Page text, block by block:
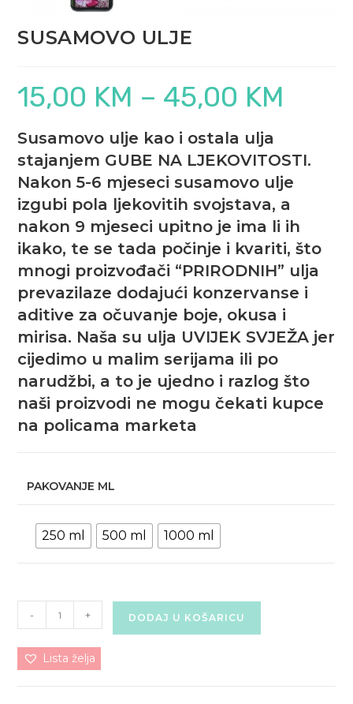
SUSAMOVO ULJE
15,00 KM – 45,00 KM
Susamovo ulje kao i ostala ulja
stajanjem GUBE NA LJEKOVITOSTI.
Nakon 5-6 mjeseci susamovo ulje
izgubi pola ljekovitih svojstava, a
nakon 9 mjeseci upitno je ima li ih
ikako, te se tada počinje i kvariti, što
mnogi proizvođači “PRIRODNIH” ulja
prevazilaze dodajući konzervanse i
aditive za očuvanje boje, okusa i
mirisa. Naša su ulja UVIJEK SVJEŽA jer
cijedimo u malim serijama ili po
narudžbi, a to je ujedno i razlog što
naši proizvodi ne mogu čekati kupce
na policama marketa
PAKOVANJE ML
250 ml 500 ml 1000 ml
SUSAMOVO
ULJE
količina
- + DODAJ U KOŠARICU
Lista želja